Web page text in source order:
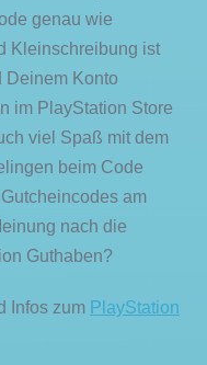
genau wie
Kleinschreibung ist
Deinem Konto
im PlayStation Store
viel Spaß mit dem
beim Code
am
nach die
Guthaben?
Infos zum PlayStation